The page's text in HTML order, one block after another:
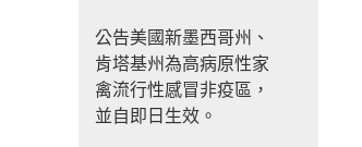
公告美國新墨西哥州、
肯塔基州為高病原性家
禽流行性感冒非疫區，
並自即日生效。